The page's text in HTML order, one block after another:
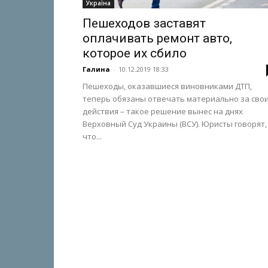
Україна
Пешеходов заставят
оплачивать ремонт авто,
которое их сбило
Галина - 10.12.2019 18:33
Пешеходы, оказавшиеся виновниками ДТП,
теперь обязаны отвечать материально за
действия – такое решение вынес на днях
Верховный Суд Украины (ВСУ). Юристы говорят,
что...